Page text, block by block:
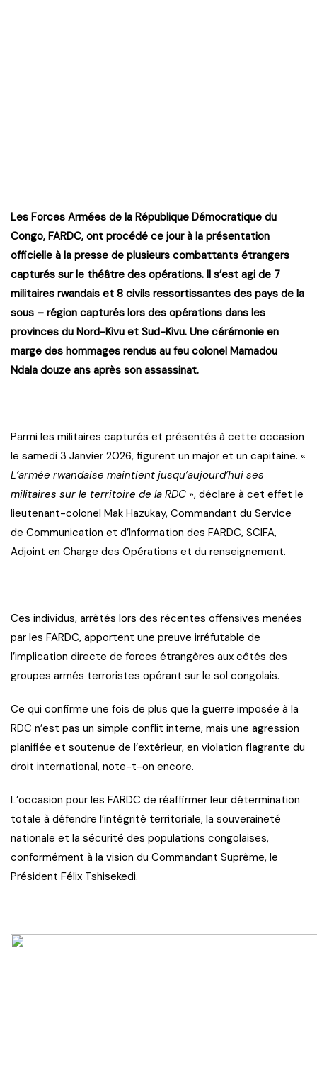
Les Forces Armées de la République Démocratique du
Congo, FARDC, ont procédé ce jour à la présentation
officielle à la presse de plusieurs combattants étrangers
capturés sur le théâtre des opérations. Il s’est agi de 7
militaires rwandais et 8 civils ressortissantes des pays de la
sous – région capturés lors des opérations dans les
provinces du Nord-Kivu et Sud-Kivu. Une cérémonie en
marge des hommages rendus au feu colonel Mamadou
Ndala douze ans après son assassinat.
Parmi les militaires capturés et présentés à cette occasion
le samedi 3 Janvier 2026, figurent un major et un capitaine. «
L’armée rwandaise maintient jusqu’aujourd’hui ses
militaires sur le territoire de la RDC », déclare à cet effet le
lieutenant-colonel Mak Hazukay, Commandant du Service
de Communication et d’Information des FARDC, SCIFA,
Adjoint en Charge des Opérations et du renseignement.
Ces individus, arrêtés lors des récentes offensives menées
par les FARDC, apportent une preuve irréfutable de
l’implication directe de forces étrangères aux côtés des
groupes armés terroristes opérant sur le sol congolais.
Ce qui confirme une fois de plus que la guerre imposée à la
RDC n’est pas un simple conflit interne, mais une agression
planifiée et soutenue de l’extérieur, en violation flagrante du
droit international, note-t-on encore.
L’occasion pour les FARDC de réaffirmer leur détermination
totale à défendre l’intégrité territoriale, la souveraineté
nationale et la sécurité des populations congolaises,
conformément à la vision du Commandant Suprême, le
Président Félix Tshisekedi.